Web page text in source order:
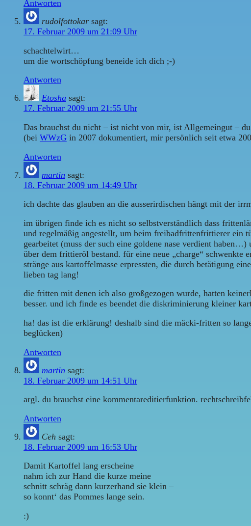
Antworten
rudolfottokar sagt:
17. Februar 2009 um 21:09 Uhr
schachtelwirt…
um die wortschöpfung beneide ich dich ;-)
Antworten
Etosha sagt:
17. Februar 2009 um 21:55 Uhr
Das brauchst du nicht – ist nicht von mir, ist Allgemeingut –
(bei WWzG in 2007 dokumentiert, mir persönlich seit etwa
Antworten
martin sagt:
18. Februar 2009 um 14:49 Uhr
ich dachte das glauben an die ausserirdischen hängt mit der
im übrigen finde ich es nicht so selbstverständlich dass
und regelmäßig angestellt, um beim freibadfrittenfrittierer ein
gearbeitet (muss der such eine goldene nase verdient
über dem frittieröl bestand. für eine neue „charge“ schwenkte
stränge aus kartoffelmasse erpressten, die durch betätigung
lieben tag lang!
die fritten mit denen ich also großgezogen wurde, hatten
besser. und ich finde es beendet die diskriminierung kleiner
ha! das ist die erklärung! deshalb sind die mäcki-fritten so
beglücken)
Antworten
martin sagt:
18. Februar 2009 um 14:51 Uhr
argl. du brauchst eine kommentareditierfunktion.
Antworten
Ceh sagt:
18. Februar 2009 um 16:53 Uhr
Damit Kartoffel lang erscheine
nahm ich zur Hand die kurze meine
schnitt schräg dann kurzerhand sie klein –
so konnt‘ das Pommes lange sein.
:)